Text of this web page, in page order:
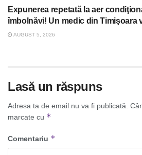
Expunerea repetată la aer
îmbolnăvi! Un medic din Timişoara
AUGUST 5, 2026
Lasă un răspuns
Adresa ta de email nu va fi publicată.
marcate cu *
Comentariu *